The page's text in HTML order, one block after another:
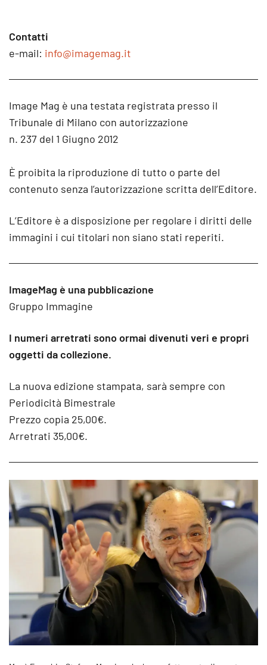
Contatti
e-mail: info@imagemag.it
Image Mag è una testata registrata presso il
Tribunale di Milano con autorizzazione
n. 237 del 1 Giugno 2012
È proibita la riproduzione di tutto o parte del
contenuto senza l’autorizzazione scritta dell’Editore.
L’Editore è a disposizione per regolare i diritti delle
immagini i cui titolari non siano stati reperiti.
ImageMag è una pubblicazione
Gruppo Immagine
I numeri arretrati sono ormai divenuti veri e propri
oggetti da collezione.
La nuova edizione stampata, sarà sempre con
Periodicità Bimestrale
Prezzo copia 25,00€.
Arretrati 35,00€.